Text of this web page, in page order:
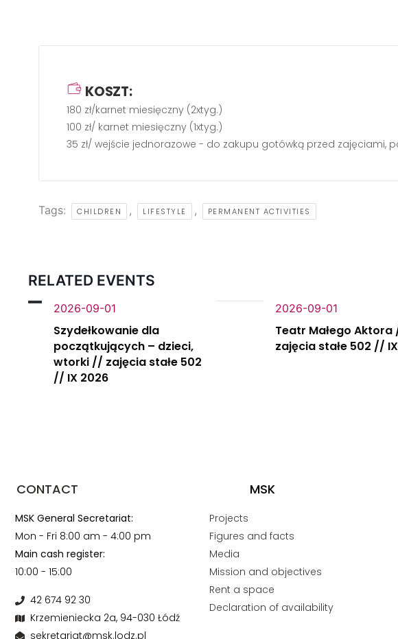
KOSZT:
180 zł/karnet miesięczny (2xtyg.)
100 zł/ karnet miesięczny (1xtyg.)
35 zł/ wejście jednorazowe - do zakupu gotówką przed zajęciami,
Tags: CHILDREN , LIFESTYLE , PERMANENT ACTIVITIES
RELATED EVENTS
2026-09-01
Szydełkowanie dla
początkujących – dzieci,
wtorki // zajęcia stałe 502
// IX 2026
2026-09-01
Teatr Małego Aktora
zajęcia stałe 502 //
CONTACT MSK
MSK General Secretariat:
Mon - Fri 8:00 am - 4:00 pm
Main cash register:
10:00 - 15:00
42 674 92 30
Krzemieniecka 2a, 94-030 Łódź
sekretariat@msk.lodz.pl
Projects
Figures and facts
Media
Mission and objectives
Rent a space
Declaration of availability